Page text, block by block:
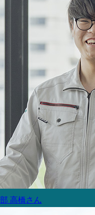
部 高橋さん